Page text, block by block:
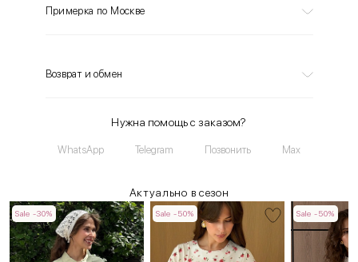
Примерка по Москве
Возврат и обмен
Нужна помощь с заказом?
WhatsApp Telegram Позвонить Max
Актуально в сезон
Sale -30% Sale -50% Sale -50%